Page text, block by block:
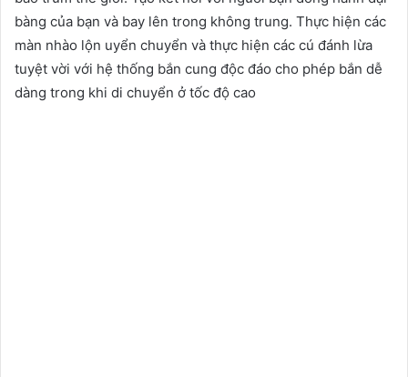
bàng của bạn và bay lên trong không trung. Thực hiện các
màn nhào lộn uyển chuyển và thực hiện các cú đánh lừa
tuyệt vời với hệ thống bắn cung độc đáo cho phép bắn dễ
dàng trong khi di chuyển ở tốc độ cao